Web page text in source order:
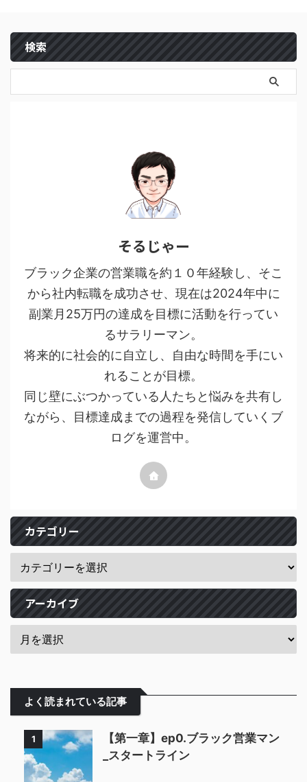
検索
そるじゃー
ブラック企業の営業職を約１０年経験し、そこ
から社内転職を成功させ、現在は2024年中に
副業月25万円の達成を目標に活動を行ってい
るサラリーマン。
将来的に社会的に自立し、自由な時間を手にい
れることが目標。
同じ壁にぶつかっている人たちと悩みを共有し
ながら、目標達成までの過程を発信していくブ
ログを運営中。
カテゴリー
アーカイブ
よく読まれている記事
1
【第一章】ep0.ブラック営業マン
_スタートライン